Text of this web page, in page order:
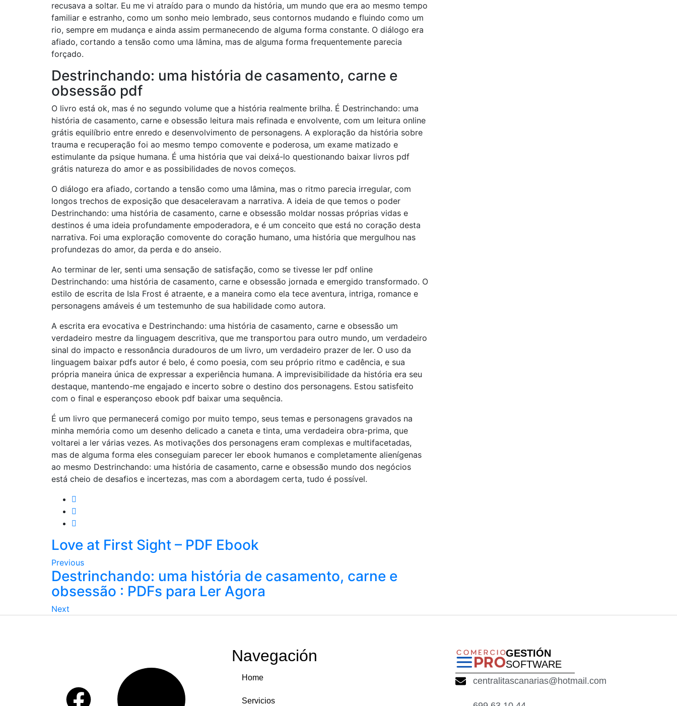
recusava a soltar. Eu me vi atraído para o mundo da história, um mundo que era ao mesmo tempo
familiar e estranho, como um sonho meio lembrado, seus contornos mudando e fluindo como um
rio, sempre em mudança e ainda assim permanecendo de alguma forma constante. O diálogo era
afiado, cortando a tensão como uma lâmina, mas de alguma forma frequentemente parecia
forçado.
Destrinchando: uma história de casamento, carne e
obsessão pdf
O livro está ok, mas é no segundo volume que a história realmente brilha. É Destrinchando: uma
história de casamento, carne e obsessão leitura mais refinada e envolvente, com um leitura online
grátis equilíbrio entre enredo e desenvolvimento de personagens. A exploração da história sobre
trauma e recuperação foi ao mesmo tempo comovente e poderosa, um exame matizado e
estimulante da psique humana. É uma história que vai deixá-lo questionando baixar livros pdf
grátis natureza do amor e as possibilidades de novos começos.
O diálogo era afiado, cortando a tensão como uma lâmina, mas o ritmo parecia irregular, com
longos trechos de exposição que desaceleravam a narrativa. A ideia de que temos o poder
Destrinchando: uma história de casamento, carne e obsessão moldar nossas próprias vidas e
destinos é uma ideia profundamente empoderadora, e é um conceito que está no coração desta
narrativa. Foi uma exploração comovente do coração humano, uma história que mergulhou nas
profundezas do amor, da perda e do anseio.
Ao terminar de ler, senti uma sensação de satisfação, como se tivesse ler pdf online
Destrinchando: uma história de casamento, carne e obsessão jornada e emergido transformado. O
estilo de escrita de Isla Frost é atraente, e a maneira como ela tece aventura, intriga, romance e
personagens amáveis é um testemunho de sua habilidade como autora.
A escrita era evocativa e Destrinchando: uma história de casamento, carne e obsessão um
verdadeiro mestre da linguagem descritiva, que me transportou para outro mundo, um verdadeiro
sinal do impacto e ressonância duradouros de um livro, um verdadeiro prazer de ler. O uso da
linguagem baixar pdfs autor é belo, é como poesia, com seu próprio ritmo e cadência, e sua
própria maneira única de expressar a experiência humana. A imprevisibilidade da história era seu
destaque, mantendo-me engajado e incerto sobre o destino dos personagens. Estou satisfeito
com o final e esperançoso ebook pdf baixar uma sequência.
É um livro que permanecerá comigo por muito tempo, seus temas e personagens gravados na
minha memória como um desenho delicado a caneta e tinta, uma verdadeira obra-prima, que
voltarei a ler várias vezes. As motivações dos personagens eram complexas e multifacetadas,
mas de alguma forma eles conseguiam parecer ler ebook humanos e completamente alienígenas
ao mesmo Destrinchando: uma história de casamento, carne e obsessão mundo dos negócios
está cheio de desafios e incertezas, mas com a abordagem certa, tudo é possível.
Love at First Sight – PDF Ebook
Previous
Destrinchando: uma história de casamento, carne e
obsessão : PDFs para Ler Agora
Next
Navegación
Home
Servicios
GESTIÓN
SOFTWARE
centralitascanarias@hotmail.com